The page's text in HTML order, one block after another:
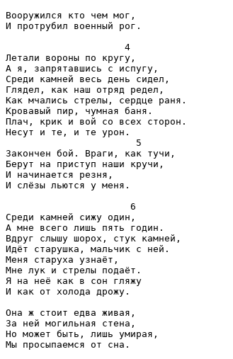
Вооружился кто чем мог,
И протрубил военный рог.
                     4
Летали вороны по кругу,
А я, запрятавшись с испугу,
Среди камней весь день сидел,
Глядел, как наш отряд редел,
Как мчались стрелы, сердце раня.
Кровавый пир, чумная баня.
Плач, крик и вой со всех сторон.
Несут и те, и те урон.
                       5
Закончен бой. Враги, как тучи,
Берут на приступ наши кручи,
И начинается резня,
И слёзы льются у меня.
                      6
Среди камней сижу один,
А мне всего лишь пять годин.
Вдруг слышу шорох, стук камней,
Идёт старушка, мальчик с ней.
Меня старуха узнаёт,
Мне лук и стрелы подаёт.
Я на неё как в сон гляжу
И как от холода дрожу.
Она ж стоит едва живая,
За ней могильная стена,
Но может быть, лишь умирая,
Мы просыпаемся от сна.